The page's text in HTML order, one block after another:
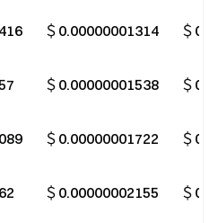
＄0.00000001314 ＄
＄0.00000001538 ＄
＄0.00000001722 ＄
＄0.00000002155 ＄